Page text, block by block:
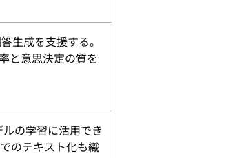
生成を支援する。
と意思決定の質を
の学習に活用でき
のテキスト化も織